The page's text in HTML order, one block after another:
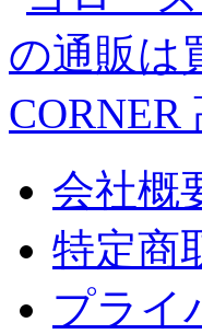
会社概
特定商
プライ